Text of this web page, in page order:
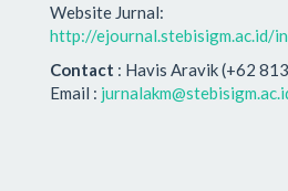
Website Jurnal:
http://ejournal.stebisigm.ac.id/
Contact : Havis Aravik (+62
Email :